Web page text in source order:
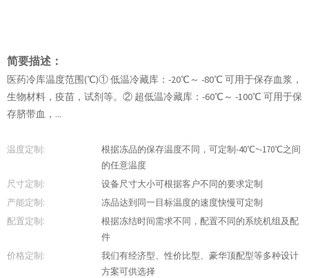
简要描述：
医药冷库温度范围(℃)① 低温冷藏库：-20℃～ -80℃ 可用于保存血浆，
生物材料，疫苗，试剂等。② 超低温冷藏库：-60℃～ -100℃ 可用于保
存脐带血，...
温度定制:
根据冻品的保存温度不同，可定制-40℃~-170℃之间
的任意温度
尺寸定制:
设备尺寸大小可根据客户不同的要求定制
产能定制:
冻品达到同一目标温度的速度快慢可定制
配置定制:
根据冻结时间需求不同，配置不同的系统机组及配
件
价格定制:
我们有经济型、性价比型、豪华顶配型等多种设计
方案可供选择